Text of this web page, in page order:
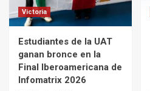
Victoria
Estudiantes de la UAT
ganan bronce en la
Final Iberoamericana de
Infomatrix 2026